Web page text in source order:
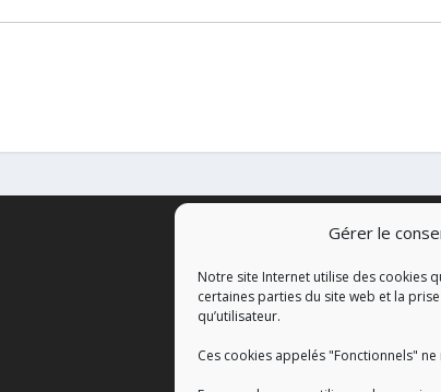
Gérer le
Notre site Internet utilise des cookies
certaines parties du site web et la
qu’utilisateur.
Ces cookies appelés "Fonctionnels"
RÉALISATION